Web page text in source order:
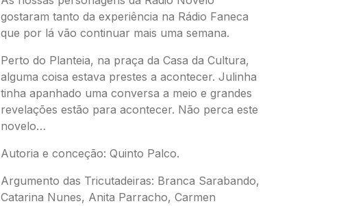
gostaram tanto da experiência na Rádio Faneca
que por lá vão continuar mais uma semana.
Perto do Planteia, na praça da Casa da Cultura,
alguma coisa estava prestes a acontecer. Julinha
tinha apanhado uma conversa a meio e grandes
revelações estão para acontecer. Não perca este
novelo…
Autoria e conceção: Quinto Palco.
Argumento das Tricutadeiras: Branca Sarabando,
Catarina Nunes, Anita Parracho, Carmen